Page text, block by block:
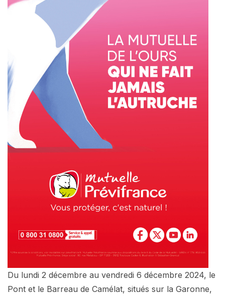
Du lundi 2 décembre au vendredi 6 décembre 2024, le
Pont et le Barreau de Camélat, situés sur la Garonne,